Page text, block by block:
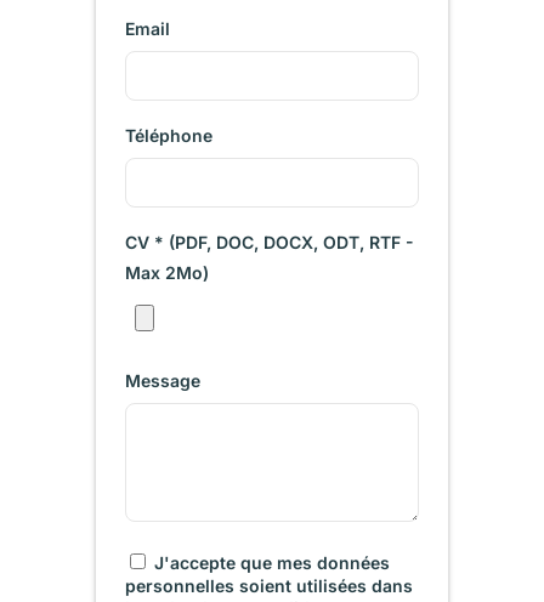
Email
Téléphone
CV * (PDF, DOC, DOCX, ODT, RTF -
Max 2Mo)
Message
J'accepte que mes données
personnelles soient utilisées dans